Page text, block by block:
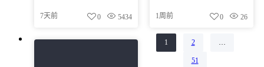
24199492官中免安装-简
7天前 5434
0
24387643官中免安装-简
中2.2GB
1周前 26
0
第1页 第
2页 …
第
51页